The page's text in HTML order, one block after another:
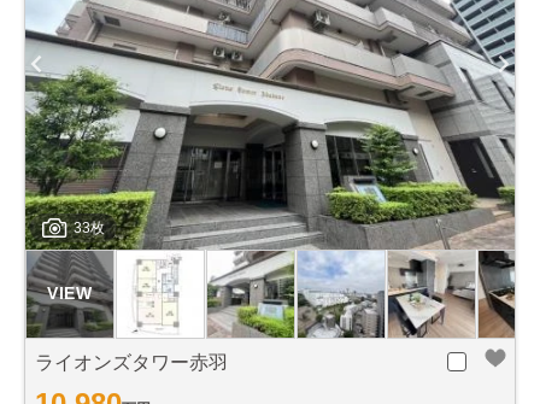
33枚
ライオンズタワー赤羽